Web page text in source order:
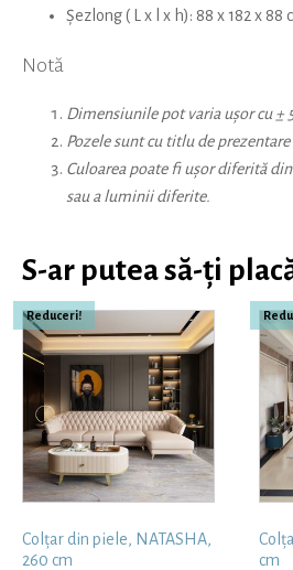
Șezlong ( L x l x h): 88 x 182 x 88
Notă
Dimensiunile pot varia ușor cu ±
Pozele sunt cu titlu de prezentare
Culoarea poate fi ușor diferită
sau a luminii diferite.
S-ar putea să-ți
Reduceri!
Colțar din piele, NATASHA,
260 cm
cm